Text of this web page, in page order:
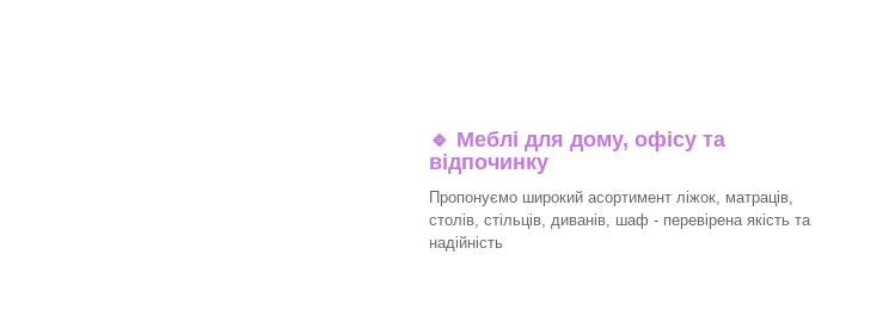
🔹 Меблі для дому, офісу та
відпочинку
Пропонуємо широкий асортимент ліжок, матраців,
столів, стільців, диванів, шаф - перевірена якість та
надійність